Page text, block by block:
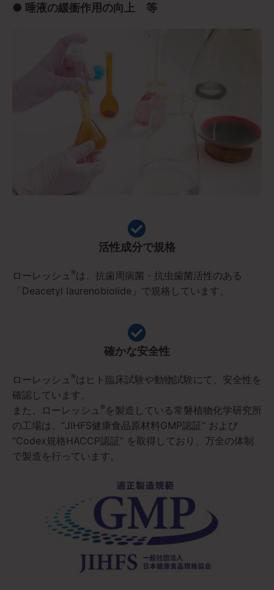
● 唾液の緩衝作用の向上 等
活性成分で規格
ローレッシュ ®は、抗歯周病菌・抗虫歯菌活性のある
「Deacetyl laurenobiolide」で規格しています。
確かな安全性
ローレッシュ ®はヒト臨床試験や動物試験にて、安全性を
確認しています。
また、ローレッシュ ® を製造している常磐植物化学研究所
の工場は、“JIHFS健康食品原材料GMP認証” および
“Codex規格HACCP認証” を取得しており、万全の体制
で製造を行っています。